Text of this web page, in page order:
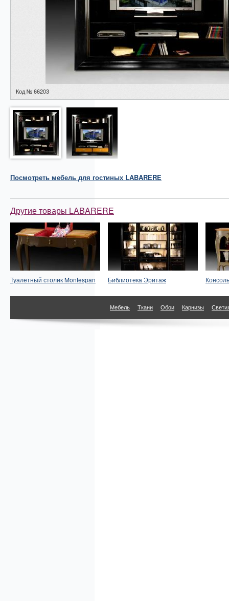
Код № 66203
Посмотреть мебель для гостиных LABARERE
Другие товары LABARERE
Туалетный столик Montespan Библиотека Эритаж
Мебель Ткани Обои Карнизы